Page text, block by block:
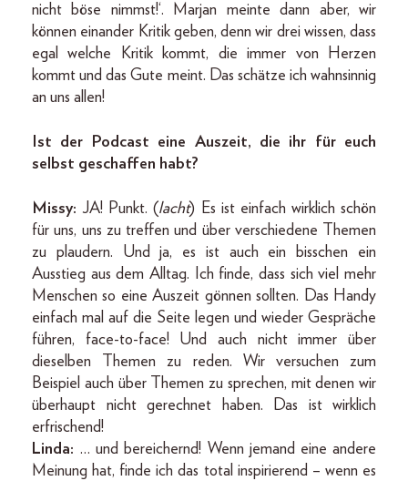
nicht böse nimmst!‘. Marjan meinte dann aber, wir
können einander Kritik geben, denn wir drei wissen, dass
egal welche Kritik kommt, die immer von Herzen
kommt und das Gute meint. Das schätze ich wahnsinnig
an uns allen!
Ist der Podcast eine Auszeit, die ihr für euch
selbst geschaffen habt?
Missy: JA! Punkt. (lacht) Es ist einfach wirklich schön
für uns, uns zu treffen und über verschiedene Themen
zu plaudern. Und ja, es ist auch ein bisschen ein
Ausstieg aus dem Alltag. Ich finde, dass sich viel mehr
Menschen so eine Auszeit gönnen sollten. Das Handy
einfach mal auf die Seite legen und wieder Gespräche
führen, face-to-face! Und auch nicht immer über
dieselben Themen zu reden. Wir versuchen zum
Beispiel auch über Themen zu sprechen, mit denen wir
überhaupt nicht gerechnet haben. Das ist wirklich
erfrischend!
Linda: … und bereichernd! Wenn jemand eine andere
Meinung hat, finde ich das total inspirierend – wenn es